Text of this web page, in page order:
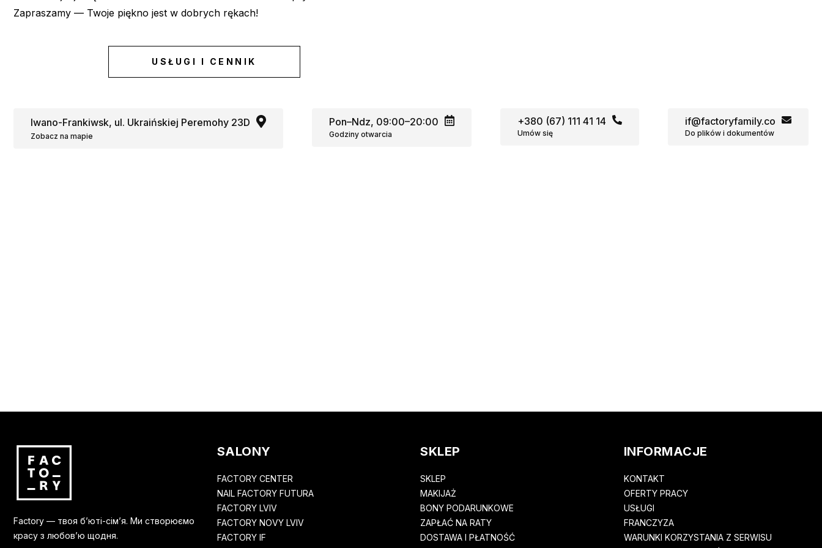
Zapraszamy — Twoje piękno jest w dobrych rękach!
USŁUGI I CENNIK
Iwano-Frankiwsk, ul. Ukraińskiej Peremohy 23D
Zobacz na mapie
Pon–Ndz, 09:00–20:00
Godziny otwarcia
+380 (67) 111 41 14
Umów się
if@factoryfamily.co
Do plików i dokumentów
Factory — твоя бʼюті-сімʼя. Ми створюємо
красу з любовʼю щодня.
SALONY
FACTORY CENTER
NAIL FACTORY FUTURA
FACTORY LVIV
FACTORY NOVY LVIV
FACTORY IF
SKLEP
SKLEP
MAKIJAŻ
BONY PODARUNKOWE
ZAPŁAĆ NA RATY
DOSTAWA I PŁATNOŚĆ
INFORMACJE
KONTAKT
OFERTY PRACY
USŁUGI
FRANCZYZA
WARUNKI KORZYSTANIA Z SERWISU